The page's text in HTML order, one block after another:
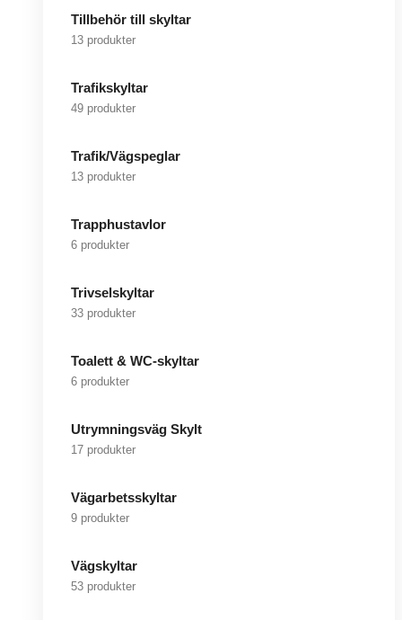
Tillbehör till skyltar
13 produkter
Trafikskyltar
49 produkter
Trafik/Vägspeglar
13 produkter
Trapphustavlor
6 produkter
Trivselskyltar
33 produkter
Toalett & WC-skyltar
6 produkter
Utrymningsväg Skylt
17 produkter
Vägarbetsskyltar
9 produkter
Vägskyltar
53 produkter